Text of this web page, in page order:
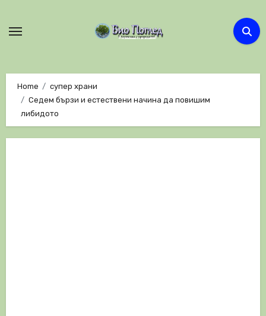
Home
супер храни
Седем бързи и естествени начина да повишим
либидото